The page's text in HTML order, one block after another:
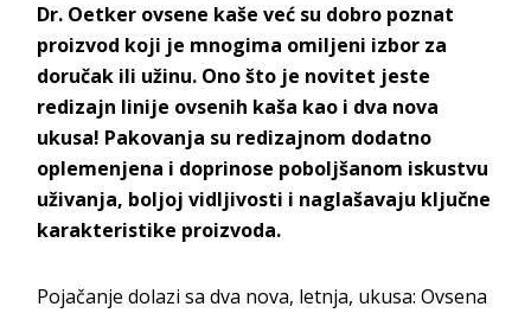
Dr. Oetker ovsene kaše već su dobro poznat
proizvod koji je mnogima omiljeni izbor za
doručak ili užinu. Ono što je novitet jeste
redizajn linije ovsenih kaša kao i dva nova
ukusa! Pakovanja su redizajnom dodatno
oplemenjena i doprinose poboljšanom iskustvu
uživanja, boljoj vidljivosti i naglašavaju ključne
karakteristike proizvoda.
Pojačanje dolazi sa dva nova, letnja, ukusa: Ovsena